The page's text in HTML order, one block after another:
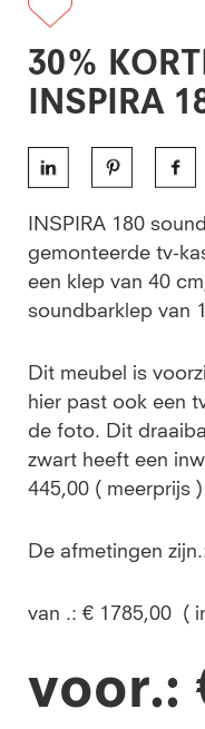
30%
INSPIRA
INSPIRA 180
gemonteerde tv-
een klep van 40
soundbarklep van
Dit meubel is
hier past ook een
de foto. Dit
zwart heeft een
445,00 ( meerprijs )
De afmetingen
van .: € 1785,00 (
voor.: